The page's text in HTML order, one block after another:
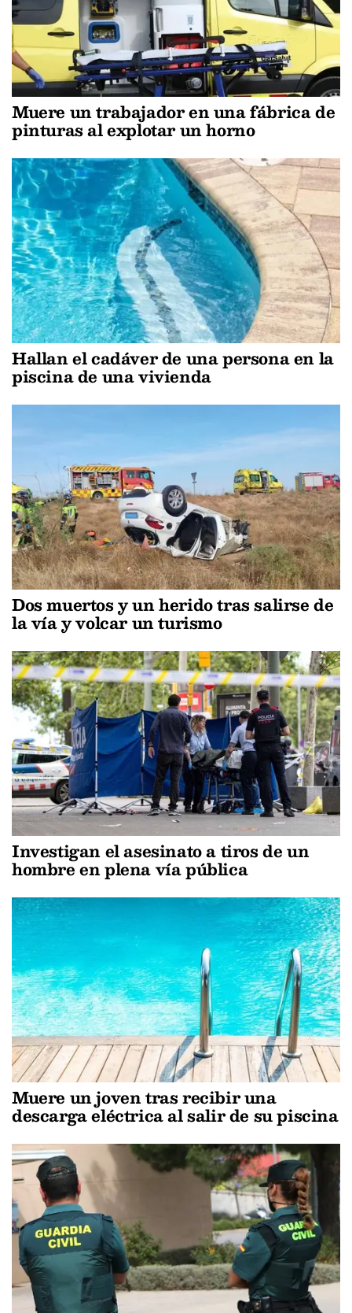
Muere un trabajador en una fábrica de
pinturas al explotar un horno
Hallan el cadáver de una persona en la
piscina de una vivienda
Dos muertos y un herido tras salirse de
la vía y volcar un turismo
Investigan el asesinato a tiros de un
hombre en plena vía pública
Muere un joven tras recibir una
descarga eléctrica al salir de su piscina